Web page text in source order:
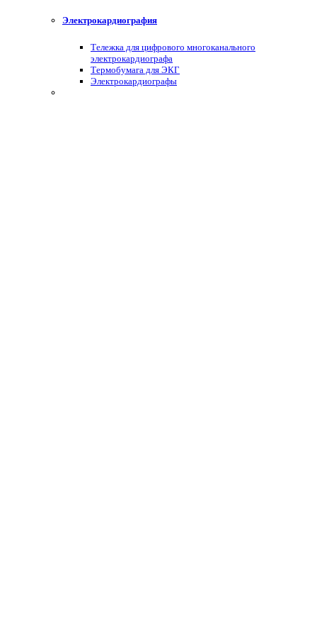
Электрокардиография
Тележка для цифрового многоканального
электрокардиографа
Термобумага для ЭКГ
Электрокардиографы